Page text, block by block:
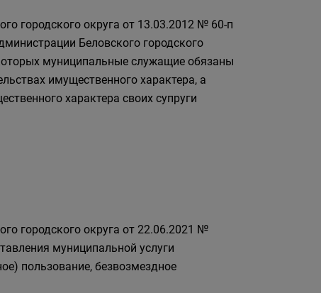
городского округа от 13.03.2012 № 60-п
Беловского городского
муниципальные служащие обязаны
имущественного характера, а
характера своих супруги
городского округа от 22.06.2021 №
муниципальной услуги
пользование, безвозмездное